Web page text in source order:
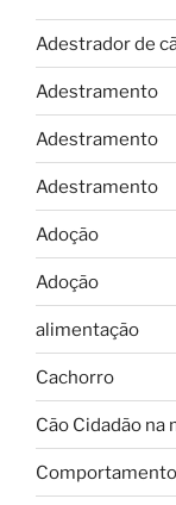
Adestrador de
Adestramento
Adestramento
Adestramento
Adoção
Adoção
alimentação
Cachorro
Cão Cidadão na